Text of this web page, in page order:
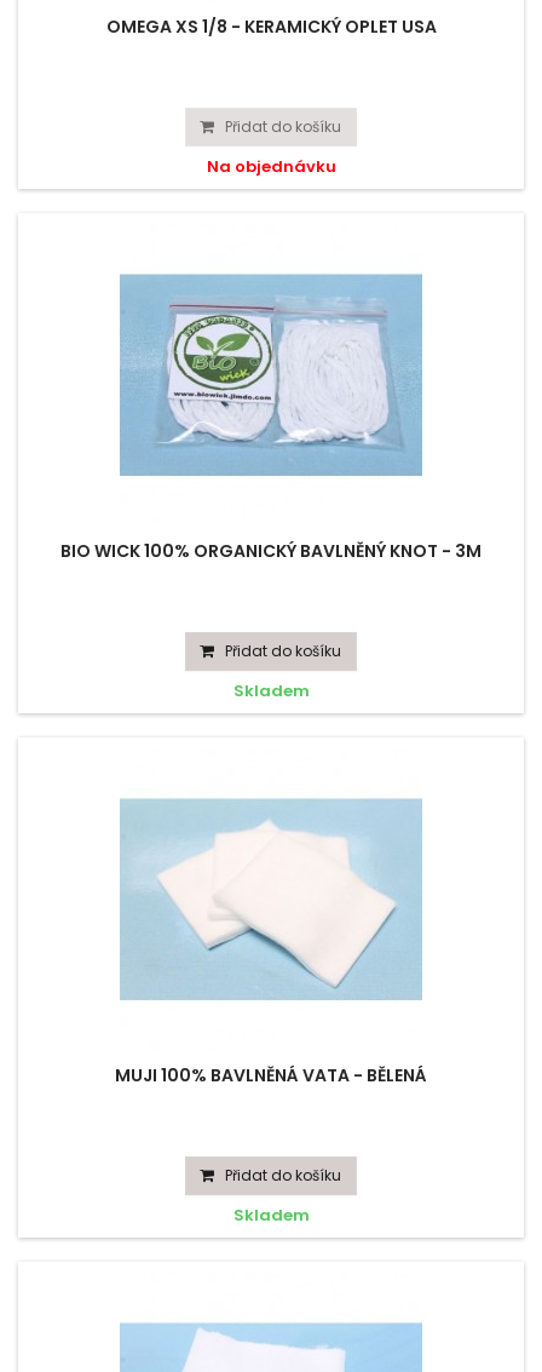
OMEGA XS 1/8 - KERAMICKÝ OPLET USA
Přidat do košíku
Na objednávku
BIO WICK 100% ORGANICKÝ BAVLNĚNÝ KNOT - 3M
Přidat do košíku
Skladem
MUJI 100% BAVLNĚNÁ VATA - BĚLENÁ
Přidat do košíku
Skladem